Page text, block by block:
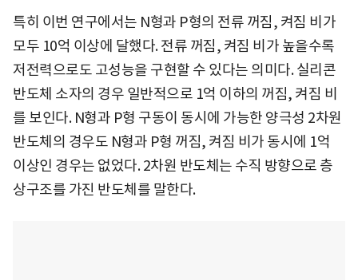
특히 이번 연구에서는 N형과 P형의 전류 꺼짐, 켜짐 비가
모두 10억 이상에 달했다. 전류 꺼짐, 켜짐 비가 높을수록
저전력으로도 고성능을 구현할 수 있다는 의미다. 실리콘
반도체 소자의 경우 일반적으로 1억 이하의 꺼짐, 켜짐 비
를 보인다. N형과 P형 구동이 동시에 가능한 양극성 2차원
반도체의 경우도 N형과 P형 꺼짐, 켜짐 비가 동시에 1억
이상인 경우는 없었다. 2차원 반도체는 수직 방향으로 층
상구조를 가진 반도체를 말한다.